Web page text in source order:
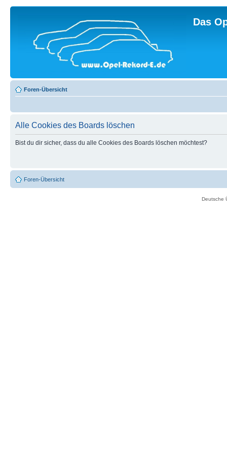
Das
Foren-Übersicht
Alle Cookies des Boards löschen
Bist du dir sicher, dass du alle Cookies des Boards löschen möchtest?
Foren-Übersicht
Deutsche